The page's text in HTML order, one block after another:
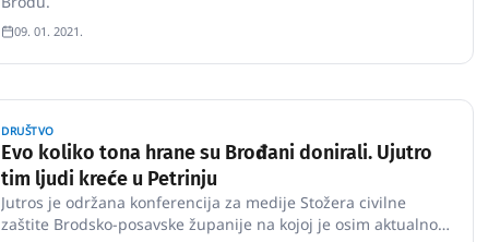
09. 01. 2021.
DRUŠTVO
Evo koliko tona hrane su Brođani donirali. Ujutro
tim ljudi kreće u Petrinju
Jutros je održana konferencija za medije Stožera civilne
zaštite Brodsko-posavske županije na kojoj je osim aktualnog